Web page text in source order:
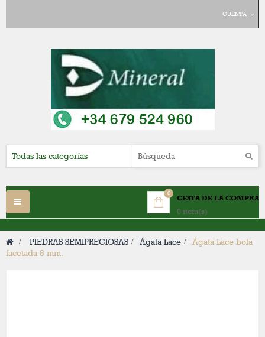
CUENTA
CESTA DE LA COMPRA
0 item(s)
0
Navegación
Toggle
> PIEDRAS SEMIPRECIOSAS > Ágata Lace > Ágata Lace bola
facetada 8 mm.